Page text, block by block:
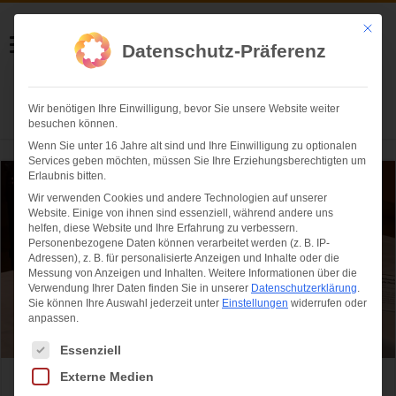
Helmut Swoboda
Fotografie
Herzlich willkommen
Das Deutsche Museum bekommt eine
Mit
Datenschutz-Präferenz
Wir benötigen Ihre Einwilligung, bevor Sie unsere Website weiter
besuchen können.
Wenn Sie unter 16 Jahre alt sind und Ihre Einwilligung zu optionalen
Services geben möchten, müssen Sie Ihre Erziehungsberechtigten um
Erlaubnis bitten.
Wir verwenden Cookies und andere Technologien auf unserer
Website. Einige von ihnen sind essenziell, während andere uns
helfen, diese Website und Ihre Erfahrung zu verbessern.
Personenbezogene Daten können verarbeitet werden (z. B. IP-
Adressen), z. B. für personalisierte Anzeigen und Inhalte oder die
Messung von Anzeigen und Inhalten. Weitere Informationen über die
Verwendung Ihrer Daten finden Sie in unserer Datenschutzerklärung.
Sie können Ihre Auswahl jederzeit unter Einstellungen widerrufen oder
anpassen.
Es folgt eine Liste der Service-Gruppen, für die eine Einwilligung
Essenziell
Externe Medien